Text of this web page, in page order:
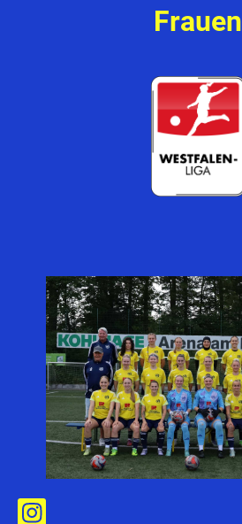
Frauen